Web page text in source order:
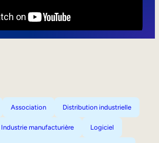
Association Distribution industrielle
Industrie manufacturière Logiciel